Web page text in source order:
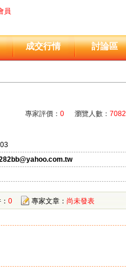
員
成交行情 討論區
專家評價： 0 瀏覽人數： 7082
0 專家文章： 尚未發表